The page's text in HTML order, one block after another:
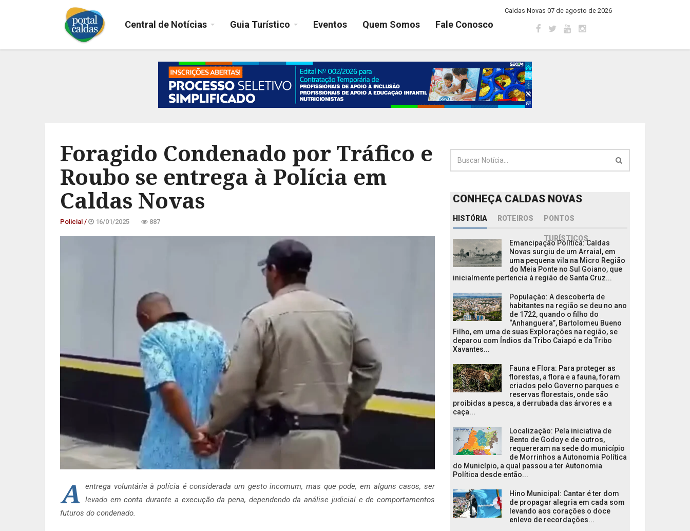
Central de Notícias Guia Turístico Eventos Quem Somos Fale Conosco
Caldas Novas 07 de agosto de 2026
Foragido Condenado por Tráfico e
Roubo se entrega à Polícia em
Caldas Novas
Policial / 16/01/2025 887
A entrega voluntária à polícia é considerada um gesto incomum, mas que pode, em alguns casos, ser
levado em conta durante a execução da pena, dependendo da análise judicial e de comportamentos
futuros do condenado.
CONHEÇA CALDAS NOVAS
HISTÓRIA ROTEIROS PONTOS
TURÍSTICOS
Emancipação Política: Caldas
Novas surgiu de um Arraial, em
uma pequena vila na Micro Região
do Meia Ponte no Sul Goiano, que
inicialmente pertencia à região de Santa Cruz...
População: A descoberta de
habitantes na região se deu no ano
de 1722, quando o filho do
“Anhanguera”, Bartolomeu Bueno
Filho, em uma de suas Explorações na região, se
deparou com Índios da Tribo Caiapó e da Tribo
Xavantes...
Fauna e Flora: Para proteger as
florestas, a flora e a fauna, foram
criados pelo Governo parques e
reservas florestais, onde são
proibidas a pesca, a derrubada das árvores e a
caça...
Localização: Pela iniciativa de
Bento de Godoy e de outros,
requereram na sede do município
de Morrinhos a Autonomia Política
do Município, a qual passou a ter Autonomia
Política desde então...
Hino Municipal: Cantar é ter dom
de propagar alegria em cada som
levando aos corações o doce
enlevo de recordações...